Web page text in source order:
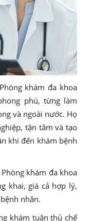
khám đa khoa
phú, từng làm
và ngoài nước. Họ
tận tâm và tạo
khi đến khám bệnh
khám đa khoa
khai, giá cả hợp lý,
nhân.
khám tuân thủ chế